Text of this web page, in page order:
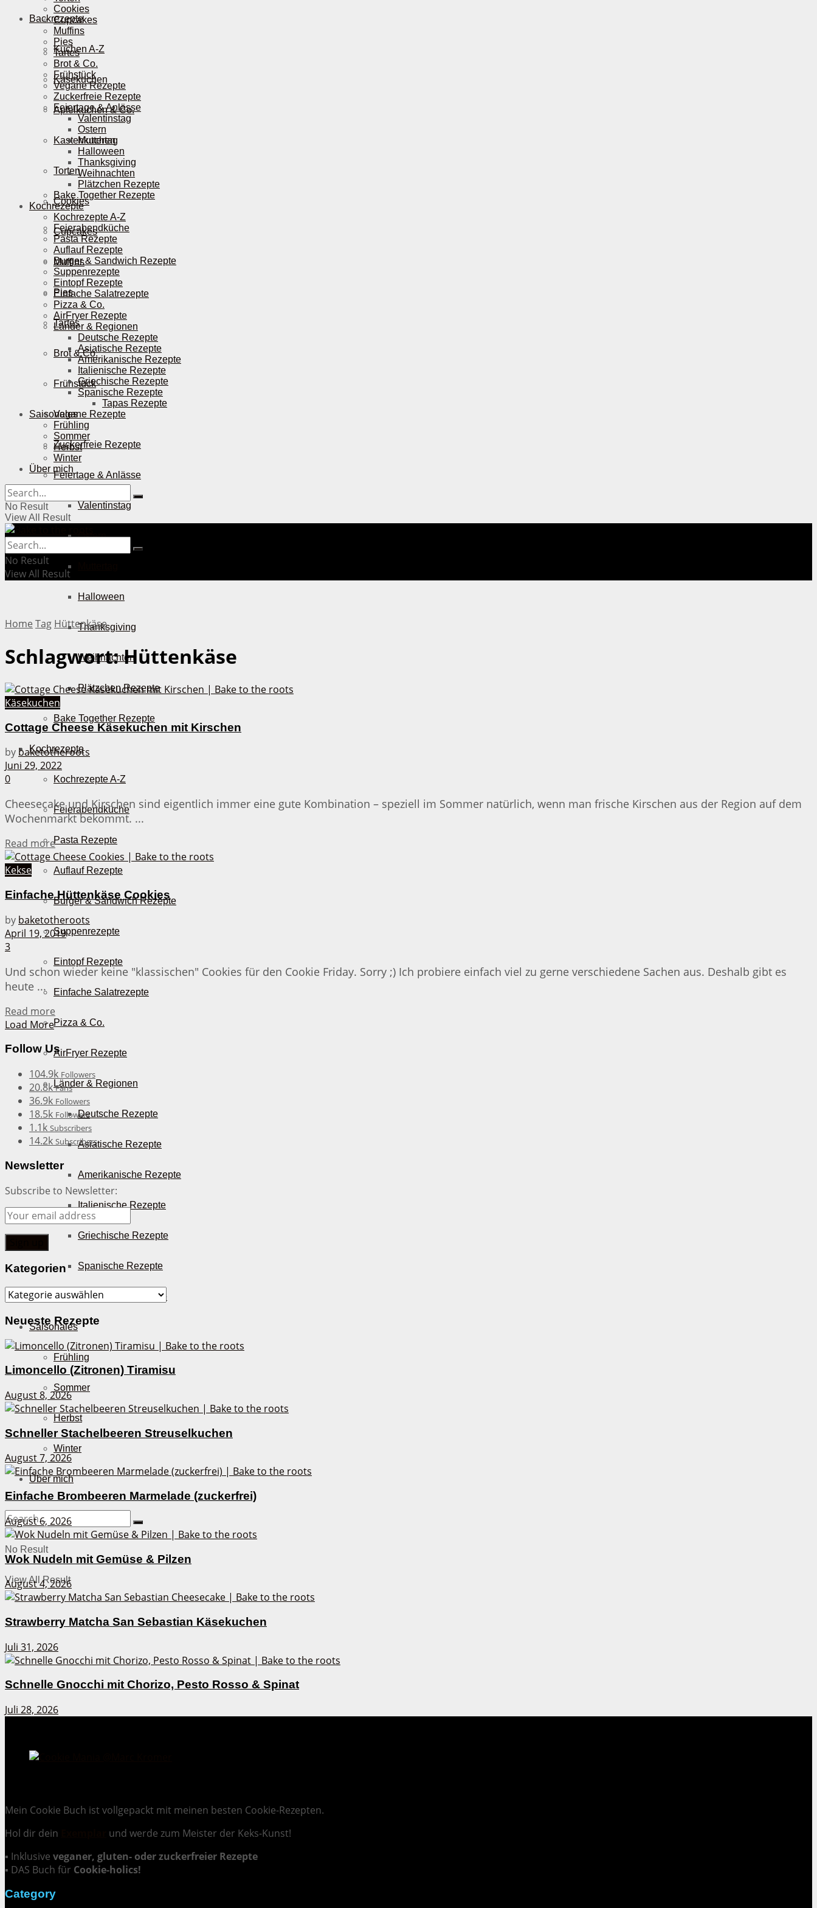
Backrezepte
Kuchen A-Z
Käsekuchen
Apfelkuchen & Co.
Kastenkuchen
Torten
Cookies
Cupcakes
Muffins
Pies
Tartes
Brot & Co.
Frühstück
Vegane Rezepte
Zuckerfreie Rezepte
Feiertage & Anlässe
Valentinstag
Ostern
Halloween
Thanksgiving
Weihnachten
Plätzchen Rezepte
Bake Together Rezepte
Kochrezepte
Kochrezepte A-Z
Feierabendküche
Pasta Rezepte
Auflauf Rezepte
Burger & Sandwich Rezepte
Suppenrezepte
Eintopf Rezepte
Einfache Salatrezepte
Pizza & Co.
AirFryer Rezepte
Länder & Regionen
Deutsche Rezepte
Asiatische Rezepte
Amerikanische Rezepte
Italienische Rezepte
Griechische Rezepte
Spanische Rezepte
Tapas Rezepte
Saisonales
Frühling
Sommer
Herbst
Winter
Über mich
No Result
View All Result
Cookies
Cupcakes
Muffins
Pies
Tartes
Brot & Co.
Frühstück
Vegane Rezepte
Zuckerfreie Rezepte
Feiertage & Anlässe
Valentinstag
Ostern
Muttertag
Halloween
Thanksgiving
Weihnachten
Plätzchen Rezepte
Bake Together Rezepte
Kochrezepte
Kochrezepte A-Z
Feierabendküche
Pasta Rezepte
Auflauf Rezepte
Burger & Sandwich Rezepte
Suppenrezepte
Eintopf Rezepte
Einfache Salatrezepte
Pizza & Co.
AirFryer Rezepte
Länder & Regionen
Deutsche Rezepte
Asiatische Rezepte
Amerikanische Rezepte
Italienische Rezepte
Griechische Rezepte
Spanische Rezepte
Tapas Rezepte
Saisonales
Frühling
Sommer
Herbst
Winter
Über mich
No Result
View All Result
No Result
View All Result
Home Tag Hüttenkäse
Schlagwort:Hüttenkäse
Käsekuchen
Cottage Cheese Käsekuchen mit Kirschen
by baketotheroots
Juni 29, 2022
0
Cheesecake und Kirschen sind eigentlich immer eine gute Kombination – speziell im Sommer natürlich, wenn man frische Kirschen aus der Region auf dem
Wochenmarkt bekommt. ...
Read moreDetails
Kekse
Einfache Hüttenkäse Cookies
by baketotheroots
April 19, 2019
3
Und schon wieder keine "klassischen" Cookies für den Cookie Friday. Sorry ;) Ich probiere einfach viel zu gerne verschiedene Sachen aus. Deshalb gibt es
heute ...
Read more
Load More
Follow Us
104.9k Followers
20.8k Fans
36.9k Followers
18.5k Followers
1.1k Subscribers
14.2k Subscribers
Newsletter
Subscribe to Newsletter:
Kategorien
Kategorien
Neueste Rezepte
Limoncello (Zitronen) Tiramisu
August 8, 2026
Schneller Stachelbeeren Streuselkuchen
August 7, 2026
Einfache Brombeeren Marmelade (zuckerfrei)
August 6, 2026
Wok Nudeln mit Gemüse & Pilzen
August 4, 2026
Strawberry Matcha San Sebastian Käsekuchen
Juli 31, 2026
Schnelle Gnocchi mit Chorizo, Pesto Rosso & Spinat
Juli 28, 2026
Mein Cookie Buch ist vollgepackt mit meinen besten Cookie-Rezepten.
Hol dir dein
und werde zum Meister der Keks-Kunst!
▪ Inklusive veganer, gluten- oder zuckerfreier Rezepte
▪ DAS Buch für Cookie-holics!
Category